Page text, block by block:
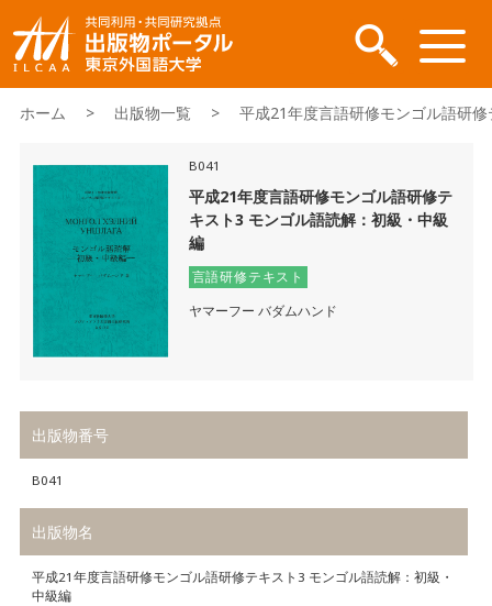
ホーム > 出版物一覧 > 平成21年度言語研修モンゴル語研修
B041
平成21年度言語研修モンゴル語研修テ
キスト3 モンゴル語読解：初級・中級
編
言語研修テキスト
ヤマーフー バダムハンド
出版物番号
B041
出版物名
平成21年度言語研修モンゴル語研修テキスト3 モンゴル語読解：初級・
中級編